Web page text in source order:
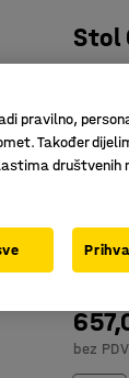
Stol
Boja:
bez PDV
pravilno,
Također
društvenih